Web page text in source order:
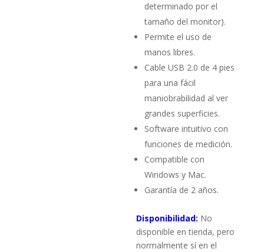
determinado por el
tamaño del monitor).
Permite el uso de
manos libres.
Cable USB 2.0 de 4 pies
para una fácil
maniobrabilidad al ver
grandes superficies.
Software intuitivo con
funciones de medición.
Compatible con
Windows y Mac.
Garantía de 2 años.
Disponibilidad: No
disponible en tienda, pero
normalmente sí en el